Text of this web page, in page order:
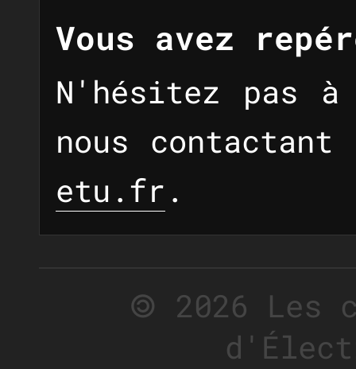
Vous avez
N'hésitez pas
nous
etu.fr .
🄯 2026 Les